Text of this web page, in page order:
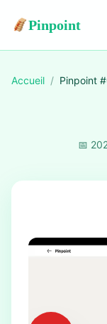
Pinpoint
Accueil / Pinpoint #
📅